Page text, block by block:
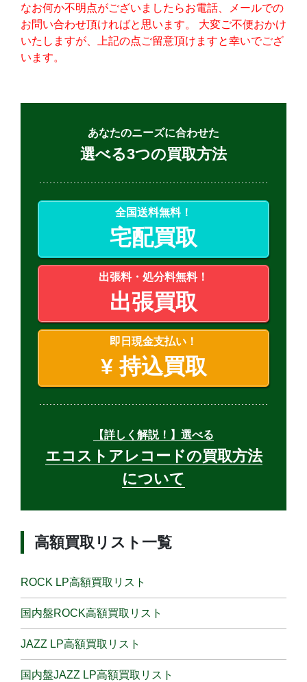
なお何か不明点がございましたらお電話、メールでの
お問い合わせ頂ければと思います。 大変ご不便おかけ
いたしますが、上記の点ご留意頂けますと幸いでござ
います。
あなたのニーズに合わせた
選べる3つの買取方法
全国送料無料！
宅配買取
出張料・処分料無料！
出張買取
即日現金支払い！
¥持込買取
【詳しく解説！】選べる
エコストアレコードの買取方法
について
高額買取リスト一覧
ROCK LP高額買取リスト
国内盤ROCK高額買取リスト
JAZZ LP高額買取リスト
国内盤JAZZ LP高額買取リスト